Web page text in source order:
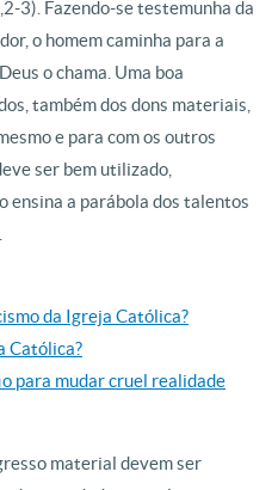
3). Fazendo-se testemunha da
o homem caminha para a
o chama. Uma boa
também dos dons materiais,
e para com os outros
ser bem utilizado,
ensina a parábola dos talentos
da Igreja Católica?
Católica?
para mudar cruel realidade
material devem ser